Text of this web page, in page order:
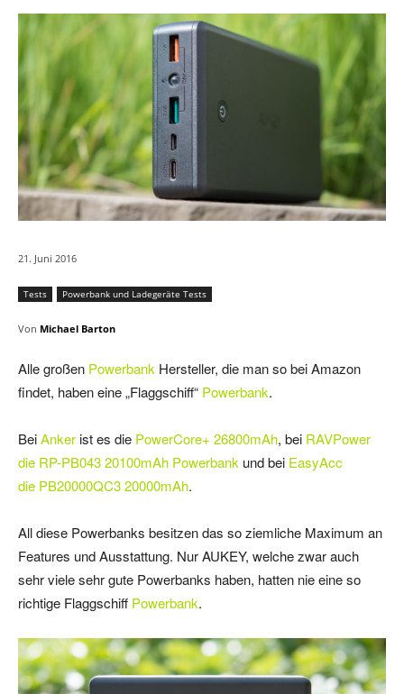
21. Juni 2016
Tests Powerbank und Ladegeräte Tests
Von Michael Barton
Alle großen Powerbank Hersteller, die man so bei Amazon
findet, haben eine „Flaggschiff“ Powerbank.
BeiAnkerist es die PowerCore+ 26800mAh, bei RAVPower
die RP-PB043 20100mAh Powerbank und bei EasyAcc
die PB20000QC3 20000mAh.
All diese Powerbanks besitzen das so ziemliche Maximum an
Features und Ausstattung. Nur AUKEY, welche zwar auch
sehr viele sehr gute Powerbanks haben, hatten nie eine so
richtige Flaggschiff Powerbank.